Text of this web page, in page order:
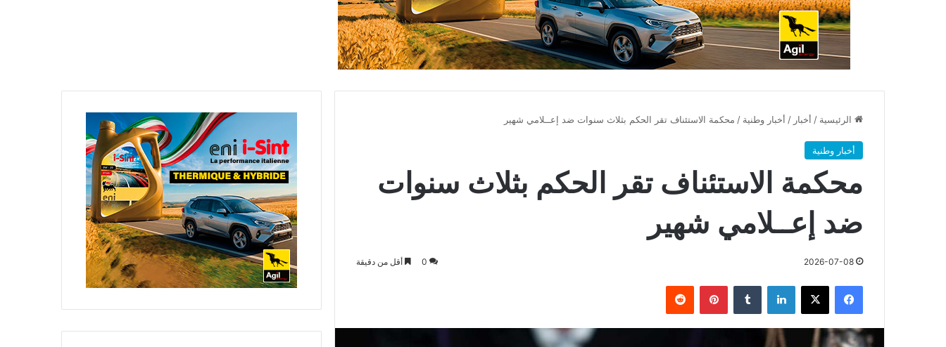
الرئيسية / أخبار / أخبار وطنية / محكمة الاستئناف تقر الحكم بثلاث سنوات ضد إعــلامي شهير
أخبار وطنية
محكمة الاستئناف تقر الحكم بثلاث سنوات
ضد إعــلامي شهير
2026-07-08
0 أقل من دقيقة
فيسبوك X لينكدإن بينتيريست